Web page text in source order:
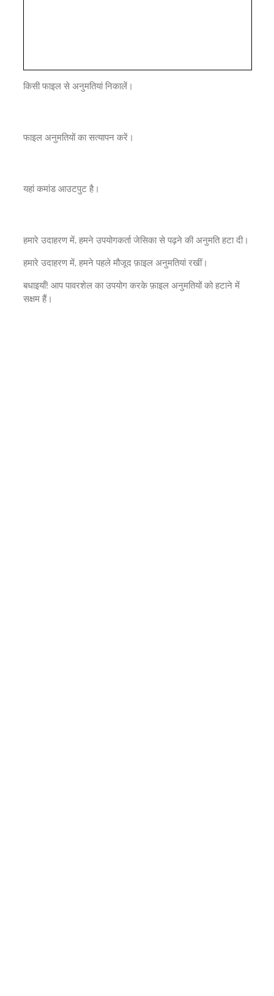
किसी फाइल से अनुमतियां निकालें।
फाइल अनुमतियों का सत्यापन करें।
यहां कमांड आउटपुट है।
हमारे उदाहरण में, हमने उपयोगकर्ता जेसिका से पढ़ने की अनुमति हटा दी।
हमारे उदाहरण में, हमने पहले मौजूद फ़ाइल अनुमतियां रखीं।
बधाइयाँ! आप पावरशेल का उपयोग करके फ़ाइल अनुमतियों को हटाने में
सक्षम हैं।